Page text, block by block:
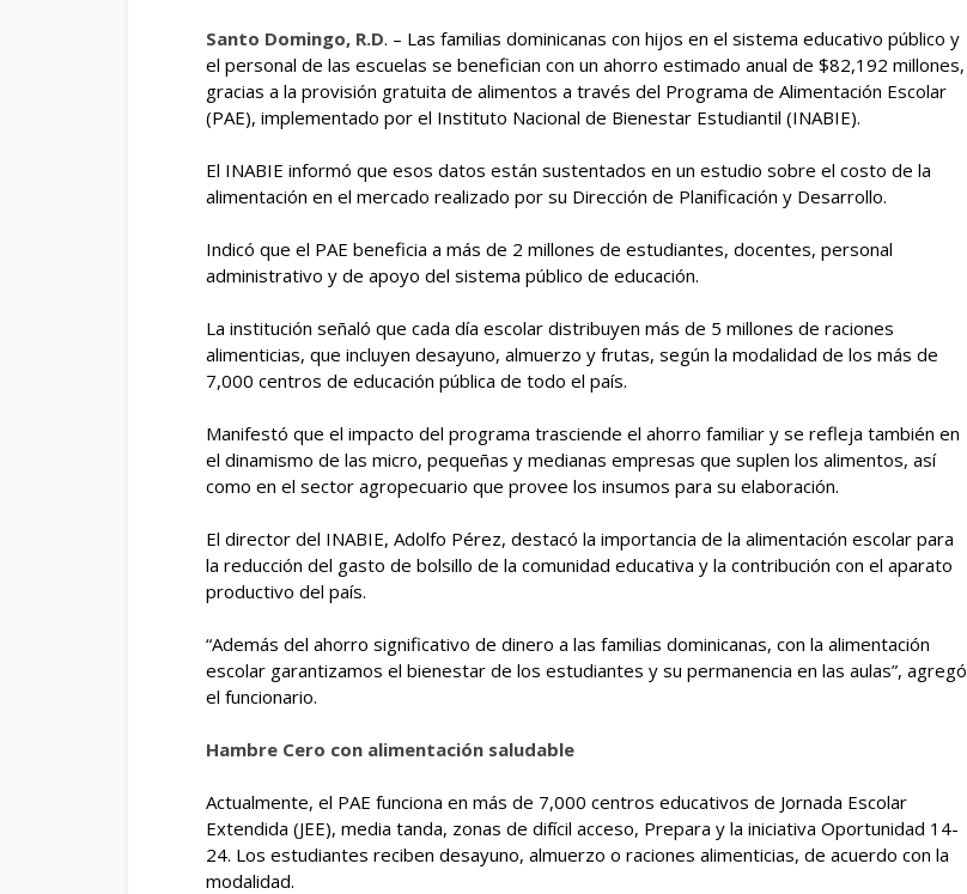
Santo Domingo, R.D. – Las familias dominicanas con hijos en el sistema educativo público y
el personal de las escuelas se benefician con un ahorro estimado anual de $82,192 millones,
gracias a la provisión gratuita de alimentos a través del Programa de Alimentación Escolar
(PAE), implementado por el Instituto Nacional de Bienestar Estudiantil (INABIE).
El INABIE informó que esos datos están sustentados en un estudio sobre el costo de la
alimentación en el mercado realizado por su Dirección de Planificación y Desarrollo.
Indicó que el PAE beneficia a más de 2 millones de estudiantes, docentes, personal
administrativo y de apoyo del sistema público de educación.
La institución señaló que cada día escolar distribuyen más de 5 millones de raciones
alimenticias, que incluyen desayuno, almuerzo y frutas, según la modalidad de los más de
7,000 centros de educación pública de todo el país.
Manifestó que el impacto del programa trasciende el ahorro familiar y se refleja también en
el dinamismo de las micro, pequeñas y medianas empresas que suplen los alimentos, así
como en el sector agropecuario que provee los insumos para su elaboración.
El director del INABIE, Adolfo Pérez, destacó la importancia de la alimentación escolar para
la reducción del gasto de bolsillo de la comunidad educativa y la contribución con el aparato
productivo del país.
“Además del ahorro significativo de dinero a las familias dominicanas, con la alimentación
escolar garantizamos el bienestar de los estudiantes y su permanencia en las aulas”, agregó
el funcionario.
Hambre Cero con alimentación saludable
Actualmente, el PAE funciona en más de 7,000 centros educativos de Jornada Escolar
Extendida (JEE), media tanda, zonas de difícil acceso, Prepara y la iniciativa Oportunidad 14-
24. Los estudiantes reciben desayuno, almuerzo o raciones alimenticias, de acuerdo con la
modalidad.